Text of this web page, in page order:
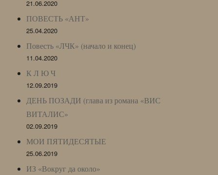
21.06.2020
ПОВЕСТЬ «АНТ»
25.04.2020
Повесть «ЛЧК» (начало и конец)
11.04.2020
К Л Ю Ч
12.09.2019
ДЕНЬ ПОЗАДИ (глава из романа «ВИС
ВИТАЛИС»
02.09.2019
МОИ ПЯТИДЕСЯТЫЕ
25.06.2019
ИЗ «Вокруг да около»